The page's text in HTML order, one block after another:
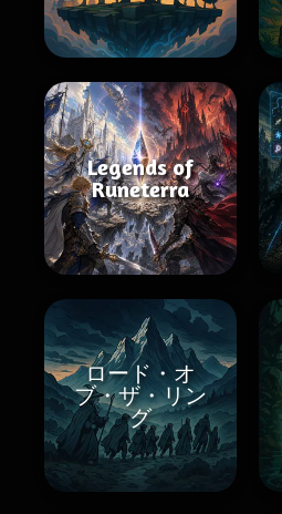
Legends of
Runeterra
ロード・オ
ブ・ザ・リン
グ